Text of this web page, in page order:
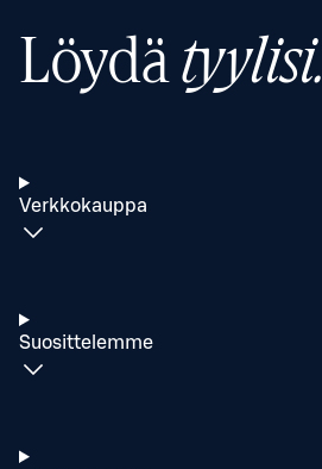
Löydätyylisi.
Verkkokauppa
Suosittelemme